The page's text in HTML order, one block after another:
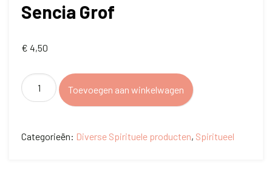
Sencia Grof
€ 4,50
Sencia
Grof
Toevoegen aan winkelwagen
Categorieën: Diverse Spirituele producten, Spiritueel